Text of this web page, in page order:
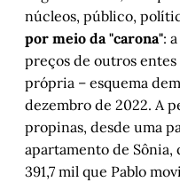
núcleos, público,
por meio da "carona":
preços de outros
própria – esquema
dezembro de 2022. A
propinas, desde uma
apartamento de Sônia,
391,7 mil que Pablo